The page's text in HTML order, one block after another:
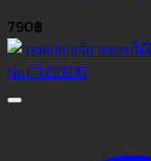
790฿